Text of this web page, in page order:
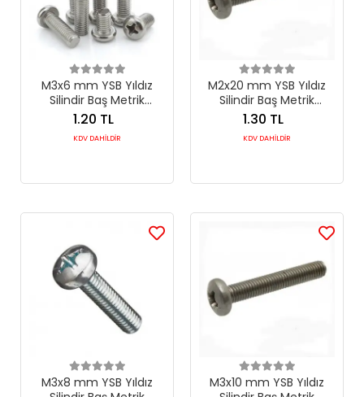
M3x6 mm YSB Yıldız
Silindir Baş Metrik
Makine Vidası DIN 7985
1.20 TL
KDV DAHİLDİR
M2x20 mm YSB Yıldız
Silindir Baş Metrik
Makine Vidası DIN 7985
1.30 TL
KDV DAHİLDİR
M3x8 mm YSB Yıldız
M3x10 mm YSB Yıldız